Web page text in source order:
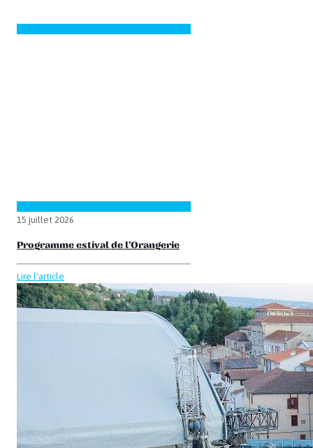
15 juillet 2026
Programme estival de l’Orangerie
Lire l'article